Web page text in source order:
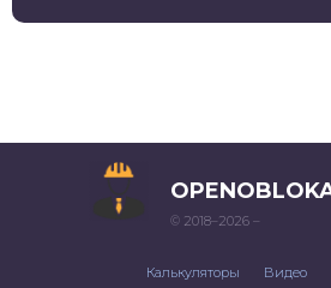
© 2018–2026 –
Калькуляторы Видео